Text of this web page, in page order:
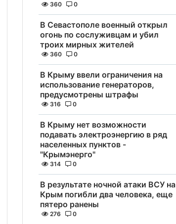
360 0
В Севастополе военный открыл
огонь по сослуживцам и убил
троих мирных жителей
360 0
В Крыму ввели ограничения на
использование генераторов,
предусмотрены штрафы
316 0
В Крыму нет возможности
подавать электроэнергию в ряд
населенных пунктов -
"Крымэнерго"
314 0
В результате ночной атаки ВСУ на
Крым погибли два человека, еще
пятеро ранены
276 0